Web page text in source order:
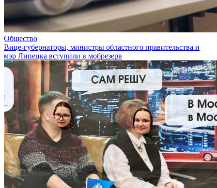
Общество
Вице-губернаторы, министры областного правительства и
мэр Липецка вступили в мобрезерв